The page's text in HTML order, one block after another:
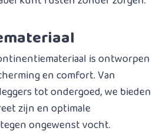
is ontworpen
en comfort. Van
tot ondergoed, we bieden
zijn en optimale
ongewenst vocht.